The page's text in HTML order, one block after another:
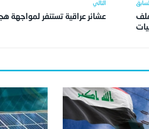
عشائر عراقية تستنفر لمواجهة